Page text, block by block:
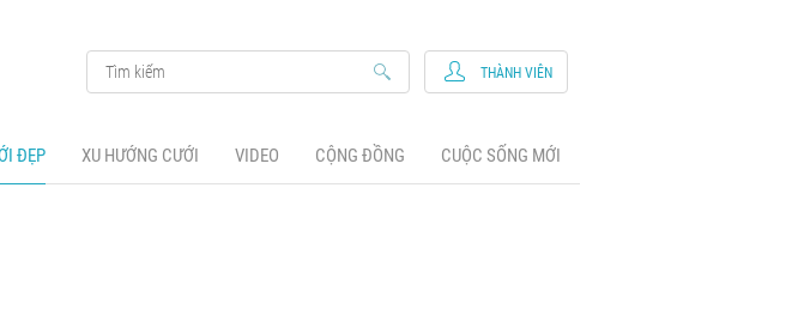
ĐẸP XU HƯỚNG CƯỚI VIDEO CỘNG ĐỒNG CUỘC SỐNG MỚI
THÀNH VIÊN